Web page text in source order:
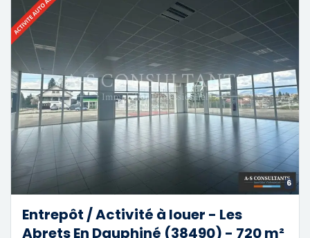
6
Entrepôt / Activité à louer - Les
Abrets En Dauphiné (38490) - 720 m²